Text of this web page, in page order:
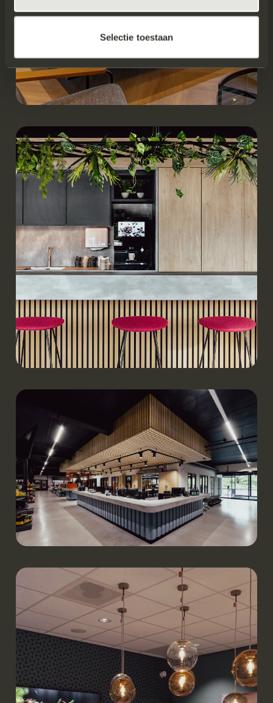
Selectie toestaan
Werken.
Inspiratieruimte | Uden
Werken.
Contiweb | Boxmeer
Werken.
Shop KOMBI Bouwmaterialen | Uden